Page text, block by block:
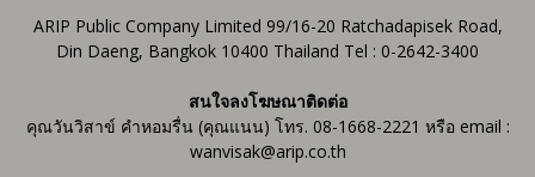
ARIP Public Company Limited 99/16-20 Ratchadapisek Road,
Din Daeng, Bangkok 10400 Thailand Tel : 0-2642-3400
สนใจลงโฆษณาติดต่อ
คุณวันวิสาข์ คำหอมรื่น (คุณแนน) โทร. 08-1668-2221 หรือ email :
wanvisak@arip.co.th